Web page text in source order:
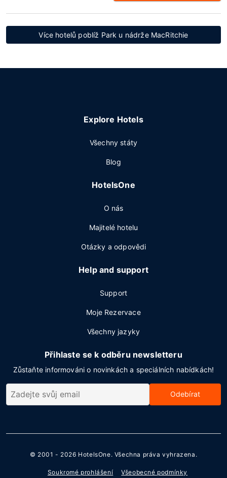
Více hotelů poblíž Park u nádrže MacRitchie
Explore Hotels
Všechny státy
Blog
HotelsOne
O nás
Majitelé hotelu
Otázky a odpovědi
Help and support
Support
Moje Rezervace
Všechny jazyky
Přihlaste se k odběru newsletteru
Zůstaňte informováni o novinkách a speciálních nabídkách!
Odebírat
© 2001 - 2026 HotelsOne. Všechna práva vyhrazena.
Soukromé prohlášení Všeobecné podmínky